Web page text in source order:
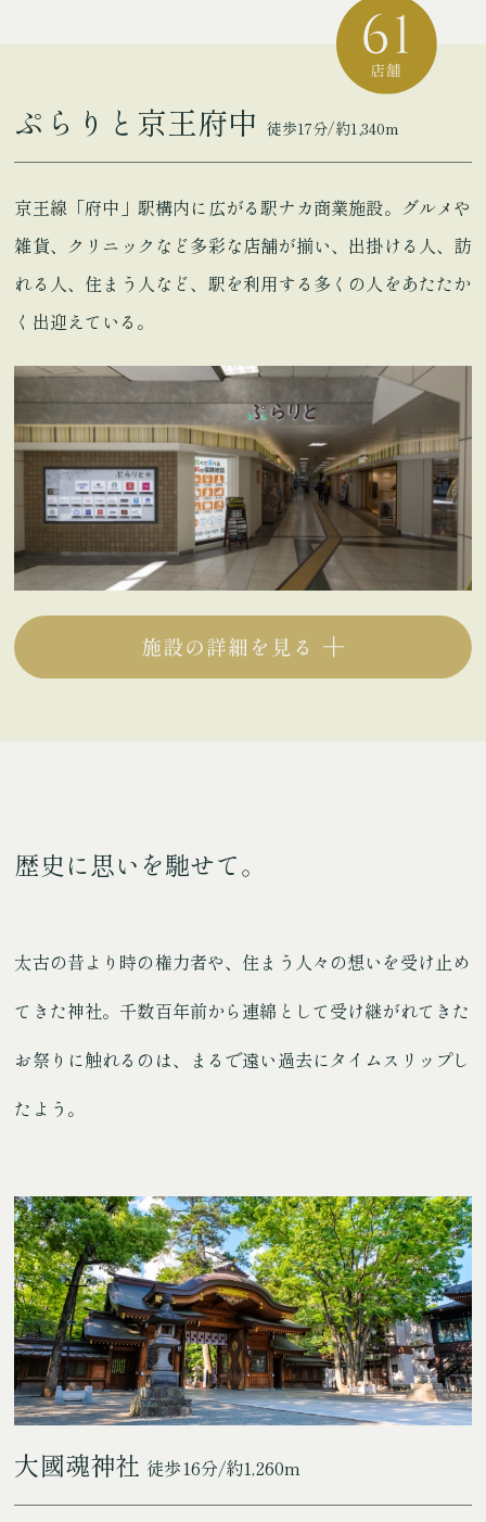
ぷらりと京王府中 徒歩17分/約1,340m
京王線「府中」駅構内に広がる駅ナカ商業施設。グルメや
雑貨、クリニックなど多彩な店舗が揃い、出掛ける人、訪
れる人、住まう人など、駅を利用する多くの人をあたたか
く出迎えている。
歴史に思いを馳せて。
太古の昔より時の権力者や、住まう人々の想いを受け止め
てきた神社。 千数百年前から連綿として受け継がれてきた
お祭りに触れるのは、まるで遠い過去にタイムスリップし
たよう。
大國魂神社 徒歩16分/約1,260m